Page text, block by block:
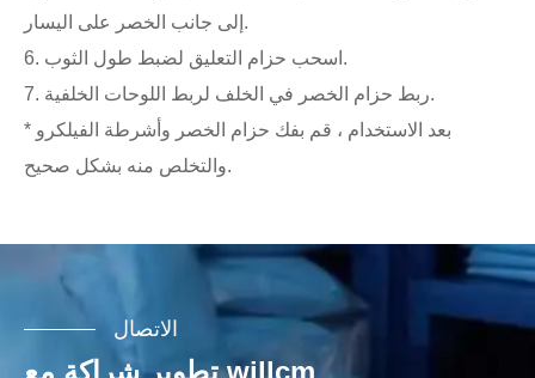
إلى جانب الخصر على اليسار.
6. اسحب حزام التعليق لضبط طول الثوب.
7. ربط حزام الخصر في الخلف لربط اللوحات الخلفية.
* بعد الاستخدام ، قم بفك حزام الخصر وأشرطة الفيلكرو
والتخلص منه بشكل صحيح.
الاتصال